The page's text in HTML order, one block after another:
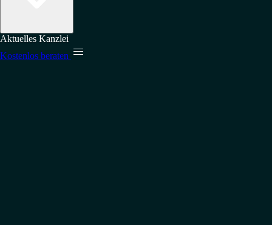
Aktuelles Kanzlei
Kostenlos beraten 